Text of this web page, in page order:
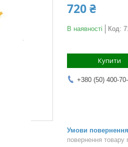
720 ₴
В наявності Код:
Купити
+380 (50) 400-
повернення товару